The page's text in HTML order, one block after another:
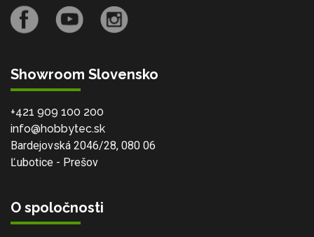
Showroom Slovensko
+421 909 100 200
info@hobbytec.sk
Bardejovská 2046/28, 080 06
Ľubotice - Prešov
O spoločnosti